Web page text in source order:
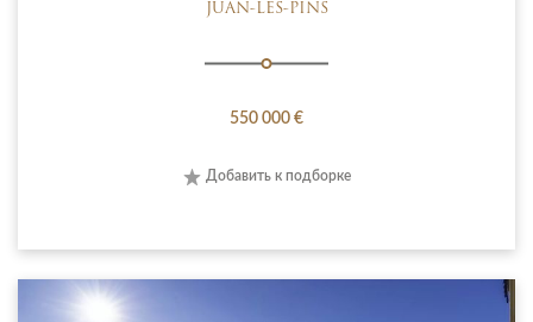
JUAN-LES-PINS
550 000 €
Добавить к подборке